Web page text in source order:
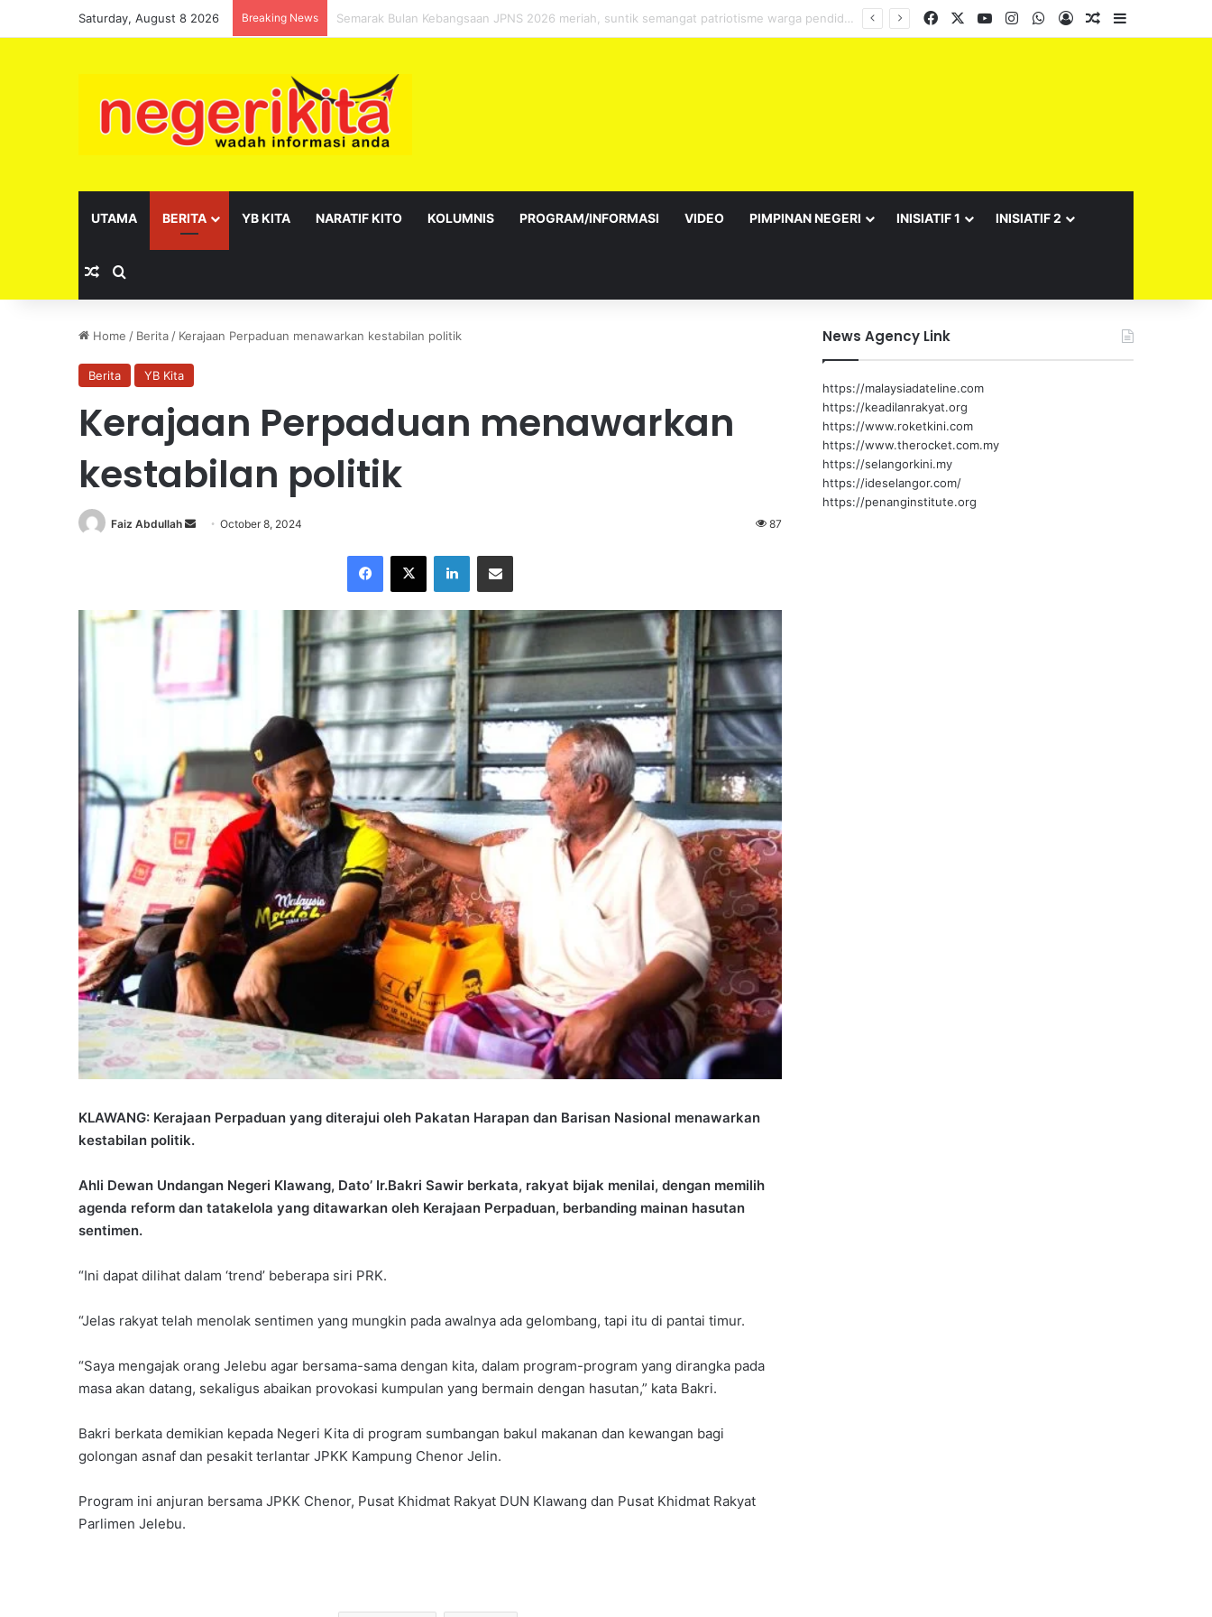
Saturday, August 8 2026 Breaking News Pelantikan sebagai Exco satu amanah besar – Siow Kong Choon Facebook YouTubeInstagramWhatsApp
Log InRandom Article
UTAMA BERITA YB KITA NARATIF KITO KOLUMNIS PROGRAM/INFORMASI VIDEO PIMPINAN NEGERI INISIATIF 1 INISIATIF 2
Random Article
Home / Berita / Kerajaan Perpaduan menawarkan kestabilan politik
Berita YB Kita
Kerajaan Perpaduan menawarkan
kestabilan politik
Faiz Abdullah
a
a
October 8, 2024 87
KLAWANG: Kerajaan Perpaduan yang diterajui oleh Pakatan Harapan dan Barisan Nasional menawarkan
kestabilan politik.
Ahli Dewan Undangan Negeri Klawang, Dato’ Ir.Bakri Sawir berkata, rakyat bijak menilai, dengan memilih
agenda reform dan tatakelola yang ditawarkan oleh Kerajaan Perpaduan, berbanding mainan hasutan
sentimen.
“Ini dapat dilihat dalam ‘trend’ beberapa siri PRK.
“Jelas rakyat telah menolak sentimen yang mungkin pada awalnya ada gelombang, tapi itu di pantai timur.
“Saya mengajak orang Jelebu agar bersama-sama dengan kita, dalam program-program yang dirangka pada
masa akan datang, sekaligus abaikan provokasi kumpulan yang bermain dengan hasutan,” kata Bakri.
Bakri berkata demikian kepada Negeri Kita di program sumbangan bakul makanan dan kewangan bagi
golongan asnaf dan pesakit terlantar JPKK Kampung Chenor Jelin.
Program ini anjuran bersama JPKK Chenor, Pusat Khidmat Rakyat DUN Klawang dan Pusat Khidmat Rakyat
Parlimen Jelebu.
News Agency Link
https://malaysiadateline.com
https://keadilanrakyat.org
https://www.roketkini.com
https://www.therocket.com.my
https://selangorkini.my
https://ideselangor.com/
https://penanginstitute.org